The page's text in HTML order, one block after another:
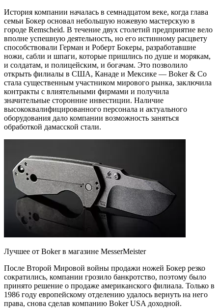
История компании началась в семнадцатом веке, когда глава
семьи Бокер основал небольшую ножевую мастерскую в
городе Remscheid. В течение двух столетий предприятие вело
вполне успешную деятельность, но его истинному расцвету
способствовали Герман и Роберт Бокеры, разработавшие
ножи, сабли и шпаги, которые пришлись по душе и морякам,
и солдатам, и полицейским, и богачам. Это позволило
открыть филиалы в США, Канаде и Мексике — Boker & Co
стала существенным участником мирового рынка, заключила
контракты с влиятельными фирмами и получила
значительные сторонние инвестиции. Наличие
высококвалифицированного персонала и актуального
оборудования дало компании возможность заняться
обработкой дамасской стали.
Лучшее от Boker в магазине MesserMeister
После Второй Мировой войны продажи ножей Бокер резко
сократились, компании грозило банкротство, поэтому было
принято решение о продаже американского филиала. Только в
1986 году европейскому отделению удалось вернуть на него
права, снова сделав компанию Boker USA доходной.